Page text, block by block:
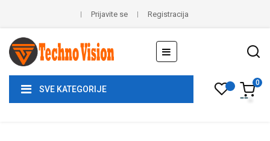
Prijavite se Registracija
Toggle
navigation
☰
SVE KATEGORIJE
0